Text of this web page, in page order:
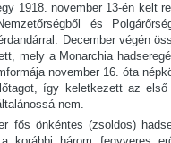
1918. november 13-én kelt
és
December végén
mely a Monarchia
november 16. óta
így keletkezett az
nem.
fős önkéntes (zsoldos)